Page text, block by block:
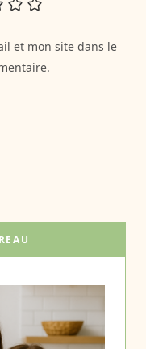
et mon site dans le